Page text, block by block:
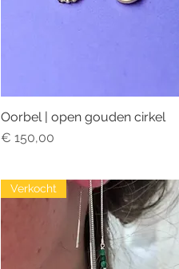
Snel overzicht
Oorbel | open gouden cirkel
Prijs
€ 150,00
Verkocht